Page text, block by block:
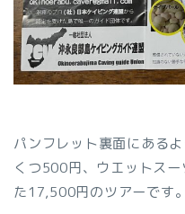
パンフレット裏面にある
くつ500円、ウエットス
た17,500円のツアーです。